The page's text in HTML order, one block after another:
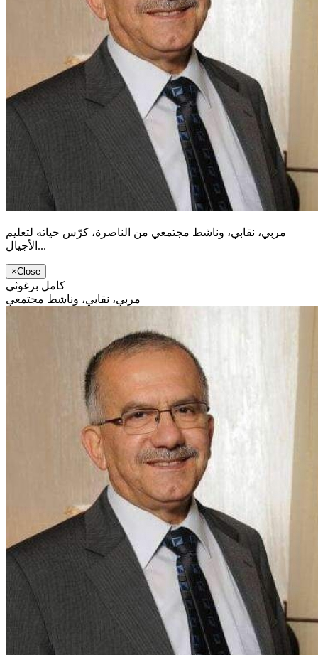
مربي، نقابي، وناشط مجتمعي من الناصرة، كرّس حياته لتعليم
الأجيال...
×Close
كامل برغوثي
مربي، نقابي، وناشط مجتمعي